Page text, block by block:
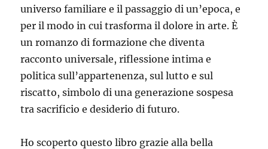
universo familiare e il passaggio di un’epoca, e
per il modo in cui trasforma il dolore in arte. È
un romanzo di formazione che diventa
racconto universale, riflessione intima e
politica sull’appartenenza, sul lutto e sul
riscatto, simbolo di una generazione sospesa
tra sacrificio e desiderio di futuro.
Ho scoperto questo libro grazie alla bella